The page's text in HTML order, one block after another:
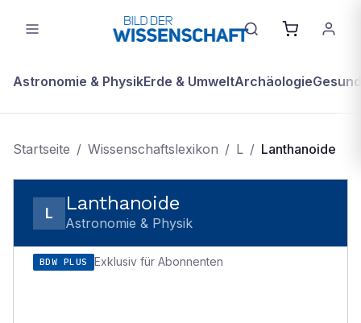
Astronomie & PhysikErde & UmweltArchäologie
Startseite / Wissenschaftslexikon / L / Lanthanoide
L Lanthanoide
Astronomie & Physik
BDW PLUS Exklusiv für Abonnenten